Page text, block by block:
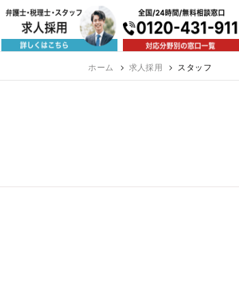
公益活動
京都 神戸 福岡
募集（月給38万以上）ホーム 求人採用 スタッフ